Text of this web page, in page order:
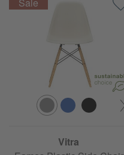
Vitra